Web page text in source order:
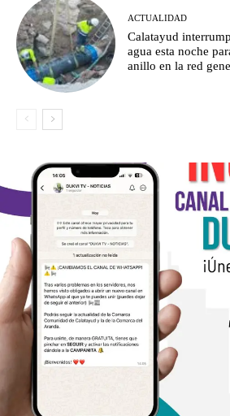
ACTUALIDAD
Calatayud
agua esta noche
anillo en la red